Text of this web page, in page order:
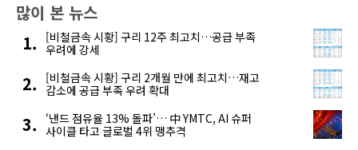
많이 본 뉴스
[비철금속 시황] 구리 12주 최고치…공급 부족
우려에 강세
[비철금속 시황] 구리 2개월 만에 최고치…재고
감소에 공급 부족 우려 확대
‘낸드 점유율 13% 돌파’… 中 YMTC, AI 슈퍼
사이클 타고 글로벌 4위 맹추격